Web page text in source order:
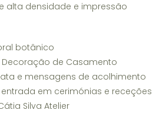
alta densidade e impressão
botânico
de Casamento
e mensagens de acolhimento
em cerimónias e receções
Silva Atelier